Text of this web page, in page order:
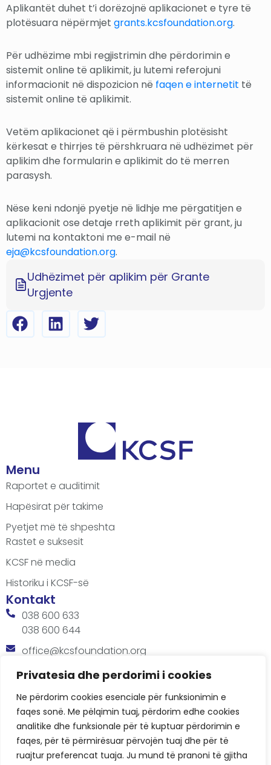
Privatesia dhe perdorimi i cookies
Ne përdorim cookies esenciale për funksionimin e
faqes sonë. Me pëlqimin tuaj, përdorim edhe cookies
analitike dhe funksionale për të kuptuar përdorimin e
faqes, për të përmirësuar përvojën tuaj dhe për të
ruajtur preferencat tuaja. Ju mund të pranoni të gjitha
Aplikantët duhet t’i dorëzojnë aplikacionet e tyre të
plotësuara nëpërmjet grants.kcsfoundation.org.
Për udhëzime mbi regjistrimin dhe përdorimin e
sistemit online të aplikimit, ju lutemi referojuni
informacionit në dispozicion në faqen e internetit të
sistemit online të aplikimit.
Vetëm aplikacionet që i përmbushin plotësisht
kërkesat e thirrjes të përshkruara në udhëzimet për
aplikim dhe formularin e aplikimit do të merren
parasysh.
Nëse keni ndonjë pyetje në lidhje me përgatitjen e
aplikacionit ose detaje rreth aplikimit për grant, ju
lutemi na kontaktoni me e-mail në
eja@kcsfoundation.org.
Udhëzimet për aplikim për Grante
Urgjente
Menu
Raportet e auditimit
Hapësirat për takime
Pyetjet më të shpeshta
Rastet e suksesit
KCSF në media
Historiku i KCSF-së
Kontakt
038 600 633
038 600 644
office@kcsfoundation.org
Besa Imami, Lam A, H1, Kat.12, nr. 65-1, Lakrishtë,
Orari
8:00 AM - 4:00 PM